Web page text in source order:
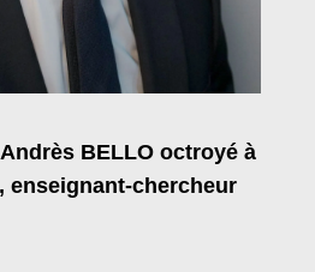
BELLO octroyé à
enseignant-chercheur